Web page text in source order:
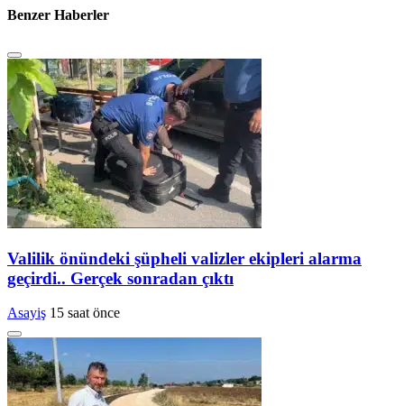
Benzer Haberler
Valilik önündeki şüpheli valizler ekipleri alarma
geçirdi.. Gerçek sonradan çıktı
Asayiş 15 saat önce